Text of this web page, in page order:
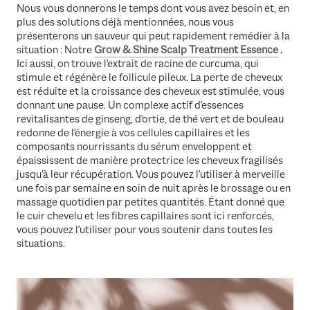
Nous vous donnerons le temps dont vous avez besoin et, en
plus des solutions déjà mentionnées, nous vous
présenterons un sauveur qui peut rapidement remédier à la
situation : Notre Grow & Shine Scalp Treatment Essence.
Ici aussi, on trouve l'extrait de racine de curcuma, qui
stimule et régénère le follicule pileux. La perte de cheveux
est réduite et la croissance des cheveux est stimulée, vous
donnant une pause. Un complexe actif d'essences
revitalisantes de ginseng, d'ortie, de thé vert et de bouleau
redonne de l'énergie à vos cellules capillaires et les
composants nourrissants du sérum enveloppent et
épaississent de manière protectrice les cheveux fragilisés
jusqu'à leur récupération. Vous pouvez l'utiliser à merveille
une fois par semaine en soin de nuit après le brossage ou en
massage quotidien par petites quantités. Étant donné que
le cuir chevelu et les fibres capillaires sont ici renforcés,
vous pouvez l'utiliser pour vous soutenir dans toutes les
situations.